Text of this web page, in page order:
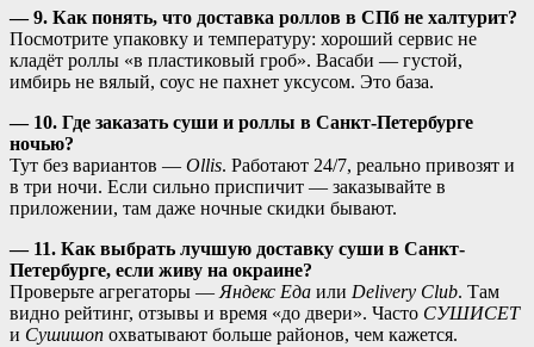
— 9. Как понять, что доставка роллов в СПб не халтурит?
Посмотрите упаковку и температуру: хороший сервис не
кладёт роллы «в пластиковый гроб». Васаби — густой,
имбирь не вялый, соус не пахнет уксусом. Это база.
— 10. Где заказать суши и роллы в Санкт-Петербурге
ночью?
Тут без вариантов — Ollis. Работают 24/7, реально привозят и
в три ночи. Если сильно приспичит — заказывайте в
приложении, там даже ночные скидки бывают.
— 11. Как выбрать лучшую доставку суши в Санкт-
Петербурге, если живу на окраине?
Проверьте агрегаторы —Яндекс Еда или Delivery Club. Там
видно рейтинг, отзывы и время «до двери». Часто СУШИСЕТ
и Сушишоп охватывают больше районов, чем кажется.